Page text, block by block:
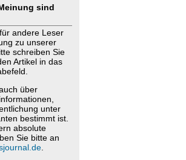
sind
andere Leser
zu unserer
schreiben Sie
Artikel in das
über
unter
bestimmt ist.
absolute
Sie bitte an
.